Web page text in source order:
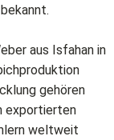
aus Isfahan in
gehören
exportierten
weltweit